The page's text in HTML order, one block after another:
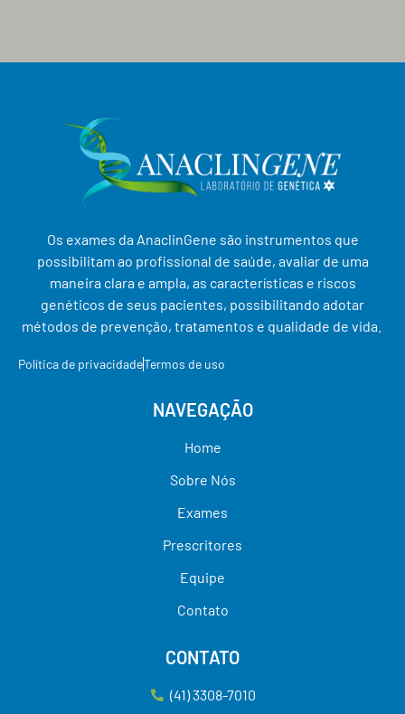
Os exames da AnaclinGene são instrumentos que
possibilitam ao profissional de saúde, avaliar de uma
maneira clara e ampla, as características e riscos
genéticos de seus pacientes, possibilitando adotar
métodos de prevenção, tratamentos e qualidade de vida.
Política de privacidadeTermos de uso
NAVEGAÇÃO
Home
Sobre Nós
Exames
Prescritores
Equipe
Contato
CONTATO
(41) 3308-7010